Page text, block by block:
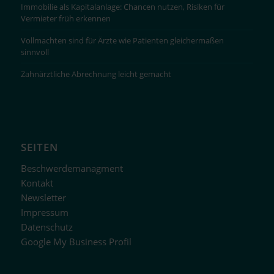
Immobilie als Kapitalanlage: Chancen nutzen, Risiken für
Vermieter früh erkennen
Vollmachten sind für Ärzte wie Patienten gleichermaßen
sinnvoll
Zahnärztliche Abrechnung leicht gemacht
SEITEN
Beschwerdemanagment
Kontakt
Newsletter
Impressum
Datenschutz
Google My Business Profil